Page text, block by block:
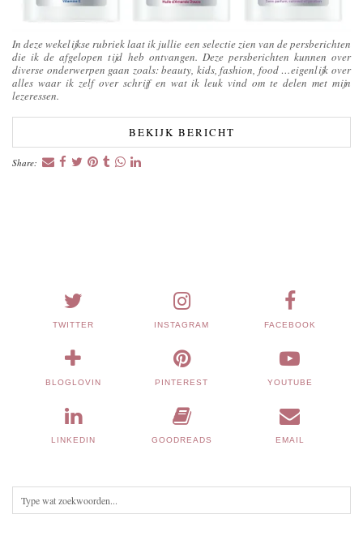
In deze wekelijkse rubriek laat ik jullie een selectie zien van de persberichten
die ik de afgelopen tijd heb ontvangen. Deze persberichten kunnen over
diverse onderwerpen gaan zoals: beauty, kids, fashion, food …eigenlijk over
alles waar ik zelf over schrijf en wat ik leuk vind om te delen met mijn
lezeressen.
BEKIJK BERICHT
Share:
TWITTER INSTAGRAM FACEBOOK
BLOGLOVIN PINTEREST YOUTUBE
LINKEDIN GOODREADS EMAIL